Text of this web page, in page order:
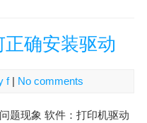
确安装驱动
f| No comments
问题现象 软件：打印机驱动